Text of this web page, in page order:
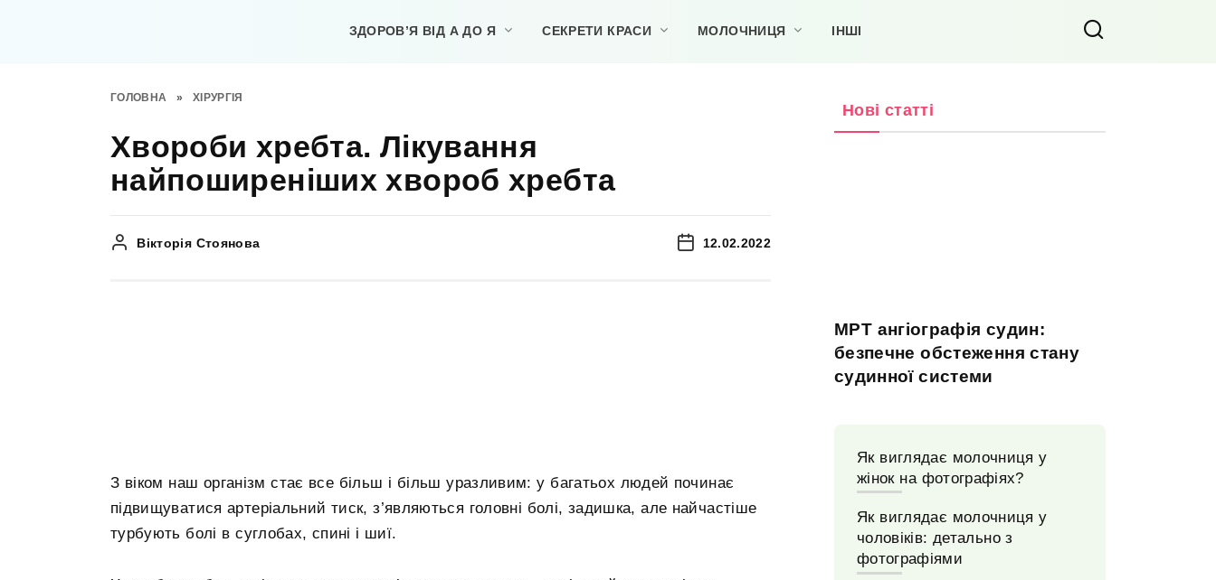
ЗДОРОВ’Я ВІД А ДО Я СЕКРЕТИ КРАСИ МОЛОЧНИЦЯ ІНШІ
ГОЛОВНА » ХІРУРГІЯ
Хвороби хребта. Лікування
найпоширеніших хвороб хребта
Вікторія Стоянова 12.02.2022
З віком наш організм стає все більш і більш уразливим: у багатьох людей починає
підвищуватися артеріальний тиск, з’являються головні болі, задишка, але найчастіше
турбують болі в суглобах, спині і шиї.
Нові статті
МРТ ангіографія судин:
безпечне обстеження стану
судинної системи
Як виглядає молочниця у
жінок на фотографіях?
Як виглядає молочниця у
чоловіків: детально з
фотографіями